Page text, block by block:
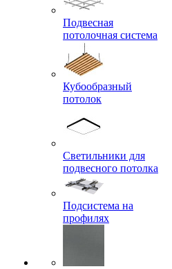
Подвесная
потолочная система
Кубообразный
потолок
Светильники для
подвесного потолка
Подсистема на
профилях